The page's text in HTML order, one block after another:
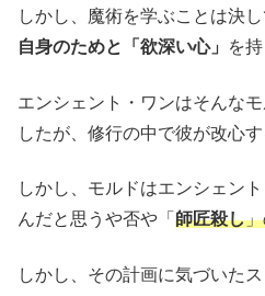
しかし、魔術を学ぶことは決
自身のためと「欲深い心」
を
エンシェント・ワンはそんな
したが、修行の中で彼が改心
しかし、モルドはエンシェン
んだと思うや否や「 師匠殺し
しかし、その計画に気づいた